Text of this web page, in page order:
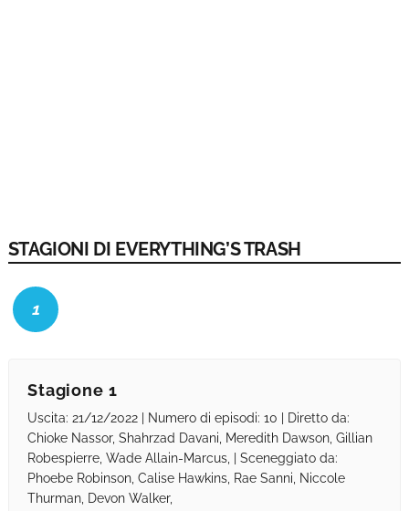
STAGIONI DI EVERYTHING’S TRASH
1
Stagione 1
Uscita: 21/12/2022 | Numero di episodi: 10 | Diretto da:
Chioke Nassor, Shahrzad Davani, Meredith Dawson, Gillian
Robespierre, Wade Allain-Marcus, | Sceneggiato da:
Phoebe Robinson, Calise Hawkins, Rae Sanni, Niccole
Thurman, Devon Walker,